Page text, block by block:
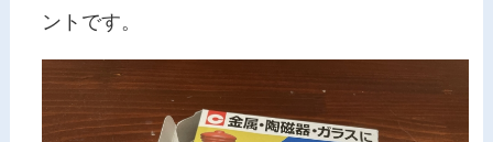
ントです。